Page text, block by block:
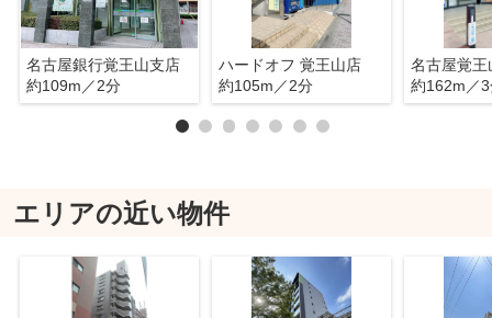
名古屋銀行覚王山支店
約109m／2分
ハードオフ 覚王山店
約105m／2分
名古屋覚王
約162m／
エリアの近い物件